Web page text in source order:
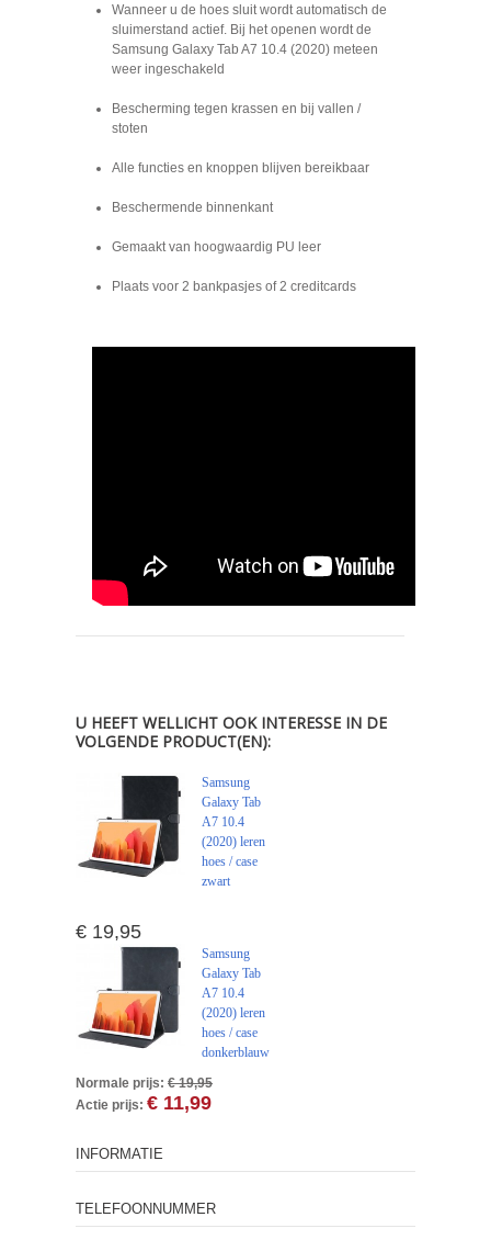
Wanneer u de hoes sluit wordt automatisch de
sluimerstand actief. Bij het openen wordt de
Samsung Galaxy Tab A7 10.4 (2020) meteen
weer ingeschakeld
Bescherming tegen krassen en bij vallen /
stoten
Alle functies en knoppen blijven bereikbaar
Beschermende binnenkant
Gemaakt van hoogwaardig PU leer
Plaats voor 2 bankpasjes of 2 creditcards
U HEEFT WELLICHT OOK INTERESSE IN DE
VOLGENDE PRODUCT(EN):
Samsung
Galaxy Tab
A7 10.4
(2020) leren
hoes / case
zwart
€ 19,95
Samsung
Galaxy Tab
A7 10.4
(2020) leren
hoes / case
donkerblauw
Normale prijs: € 19,95
Actie prijs: € 11,99
INFORMATIE
TELEFOONNUMMER